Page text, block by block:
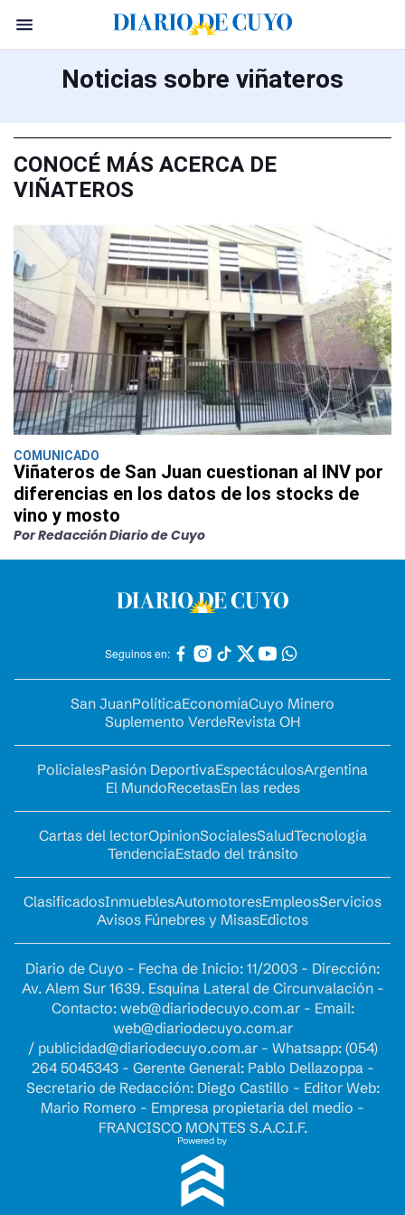
Noticias sobre viñateros
CONOCÉ MÁS ACERCA DE
VIÑATEROS
COMUNICADO
Viñateros de San Juan cuestionan al INV por
diferencias en los datos de los stocks de
vino y mosto
Por Redacción Diario de Cuyo
Seguinos en:
San JuanPolíticaEconomíaCuyo Minero
Suplemento VerdeRevista OH
PolicialesPasión DeportivaEspectáculosArgentina
El MundoRecetasEn las redes
Cartas del lectorOpinionSocialesSaludTecnología
TendenciaEstado del tránsito
ClasificadosInmueblesAutomotoresEmpleosServicios
Avisos Fúnebres y MisasEdictos
Diario de Cuyo - Fecha de Inicio: 11/2003 - Dirección:
Av. Alem Sur 1639. Esquina Lateral de Circunvalación -
Contacto: web@diariodecuyo.com.ar- Email:
web@diariodecuyo.com.ar
/ publicidad@diariodecuyo.com.ar- Whatsapp: (054)
264 5045343 - Gerente General: Pablo Dellazoppa -
Secretario de Redacción: Diego Castillo - Editor Web:
Mario Romero - Empresa propietaria del medio -
FRANCISCO MONTES S.A.C.I.F.